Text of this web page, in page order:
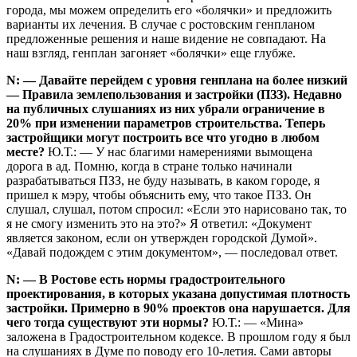
города, мы можем определить его «болячки» и предложить
варианты их лечения. В случае с ростовским генпланом
предложенные решения и наше видение не совпадают. На
наш взгляд, генплан загоняет «болячки» еще глубже.
N: — Давайте перейдем с уровня генплана на более низкий
— Правила землепользования и застройки (ПЗЗ). Недавно
на публичных слушаниях из них убрали ограничение в
20% при изменении параметров строительства. Теперь
застройщики могут построить все что угодно в любом
месте? Ю.Т.: — У нас благими намерениями вымощена
дорога в ад. Помню, когда в стране только начинали
разрабатываться ПЗЗ, не буду называть, в каком городе, я
пришел к мэру, чтобы объяснить ему, что такое ПЗЗ. Он
слушал, слушал, потом спросил: «Если это нарисовано так, то
я не смогу изменить это на это?» Я ответил: «Документ
является законом, если он утвержден городской Думой».
«Давай подождем с этим документом», — последовал ответ.
N: — В Ростове есть нормы градостроительного
проектирования, в которых указана допустимая плотность
застройки. Примерно в 90% проектов она нарушается. Для
чего тогда существуют эти нормы? Ю.Т.: — «Мина»
заложена в Градостроительном кодексе. В прошлом году я был
на слушаниях в Думе по поводу его 10-летия. Сами авторы